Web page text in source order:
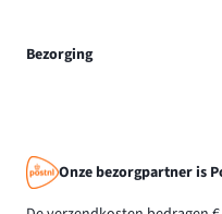
Bezorging
Onze bezorgpartner is